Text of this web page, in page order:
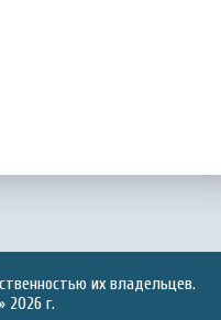
их владельцев.
2026 г.